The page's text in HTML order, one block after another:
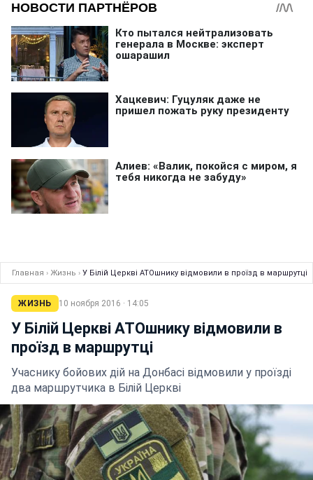
Главная › Жизнь › У Білій Церкві АТОшнику відмовили в проїзд в маршрутці
ЖИЗНЬ 10 ноября 2016 · 14:05
У Білій Церкві АТОшнику відмовили в
проїзд в маршрутці
Учаснику бойових дій на Донбасі відмовили у проїзді
два маршрутчика в Білій Церкві